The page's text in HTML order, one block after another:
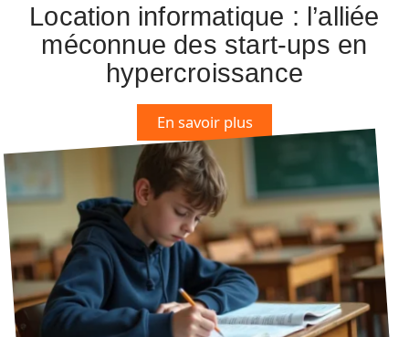
Location informatique : l’alliée
méconnue des start-ups en
hypercroissance
En savoir plus